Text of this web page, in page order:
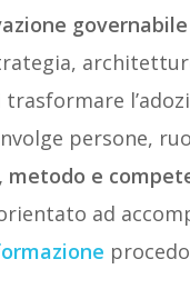
persone,
metodo e
ad